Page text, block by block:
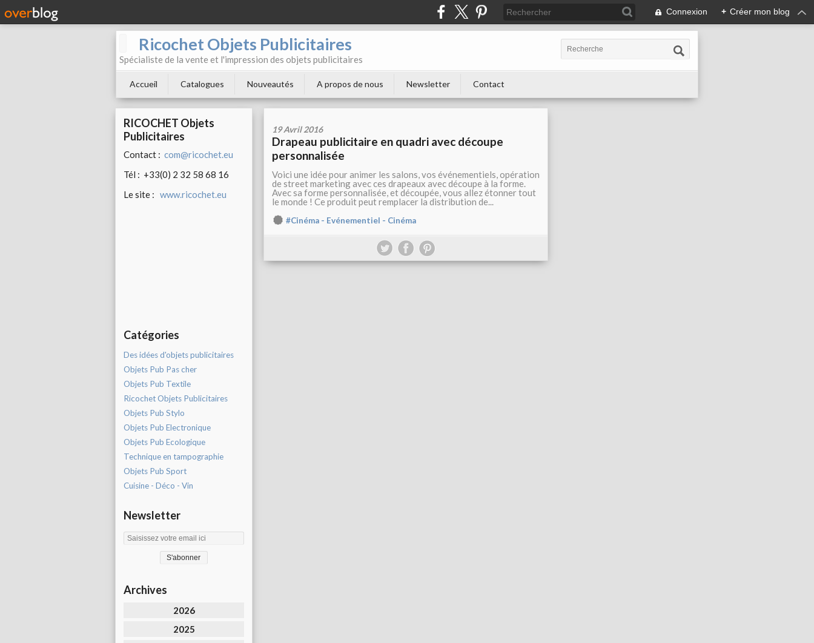
Connexion + Créer mon blog
Ricochet Objets Publicitaires
Spécialiste de la vente et l'impression des objets publicitaires
Accueil Catalogues Nouveautés A propos de nous Newsletter Contact
RICOCHET Objets
Publicitaires
Contact : com@ricochet.eu
Tél : +33(0) 2 32 58 68 16
Le site : www.ricochet.eu
Catégories
Des idées d'objets publicitaires
Objets Pub Pas cher
Objets Pub Textile
Ricochet Objets Publicitaires
Objets Pub Stylo
Objets Pub Electronique
Objets Pub Ecologique
Technique en tampographie
Objets Pub Sport
Cuisine - Déco - Vin
Newsletter
Archives
2026
2025
19 Avril 2016
Drapeau publicitaire en quadri avec découpe
personnalisée
Voici une idée pour animer les salons, vos événementiels, opération
de street marketing avec ces drapeaux avec découpe à la forme.
Avec sa forme personnalisée, et découpée, vous allez étonner tout
le monde ! Ce produit peut remplacer la distribution de...
#Cinéma - Evénementiel - Cinéma